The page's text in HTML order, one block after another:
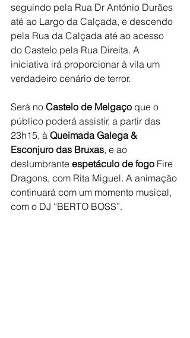
seguindo pela Rua Dr António Durães
até ao Largo da Calçada, e descendo
pela Rua da Calçada até ao acesso
do Castelo pela Rua Direita. A
iniciativa irá proporcionar à vila um
verdadeiro cenário de terror.
Será no Castelo de Melgaço que o
público poderá assistir, a partir das
23h15, à Queimada Galega &
Esconjuro das Bruxas, e ao
deslumbrante espetáculo de fogo Fire
Dragons, com Rita Miguel. A animação
continuará com um momento musical,
com o DJ “BERTO BOSS”.